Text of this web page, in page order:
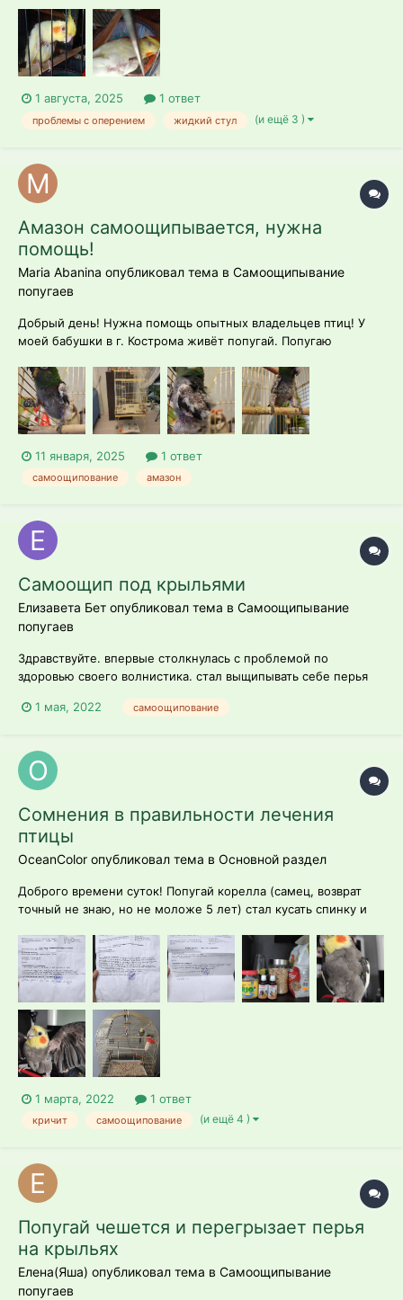
Такое уже бывало, вроде как, не знаю что это может быть.
Ещё она часто себя ощипывает, свои недооперевшиеся
перья, которые ещё в т...
1 августа, 2025 1 ответ
проблемы с оперением жидкий стул (и ещё 3 )
Амазон самоощипывается, нужна
помощь!
Maria Abanina опубликовал тема в Самоощипывание
попугаев
Добрый день! Нужна помощь опытных владельцев птиц! У
моей бабушки в г. Кострома живёт попугай. Попугаю
неизвестен, как и порода: благодаря интернету мы
предположили, что это Амазон. Около года назад попугай
первый раз облысел, как только н...
11 января, 2025 1 ответ
самоощипование амазон
Самоощип под крыльями
Елизавета Бет опубликовал тема в Самоощипывание
попугаев
Здравствуйте. впервые столкнулась с проблемой по
здоровью своего волнистика. стал выщипывать себе перья
корм, фрукты, овощи. раньше никогда ничем не болел.
практически не летает. к...
1 мая, 2022 самоощипование
Сомнения в правильности лечения
птицы
OceanColor опубликовал тема в Основной раздел
Доброго времени суток! Попугай корелла (самец, возврат
точный не знаю, но не моложе 5 лет) стал кусать спинку и
появляться небольшие лысины под крыльями. Почему
точного возраста не знаю - потому что отказник он, забрали
его в возврате трёх лет из...
1 марта, 2022 1 ответ
кричит самоощипование (и ещё 4 )
Попугай чешется и перегрызает перья
на крыльях
Елена(Яша) опубликовал тема в Самоощипывание
попугаев